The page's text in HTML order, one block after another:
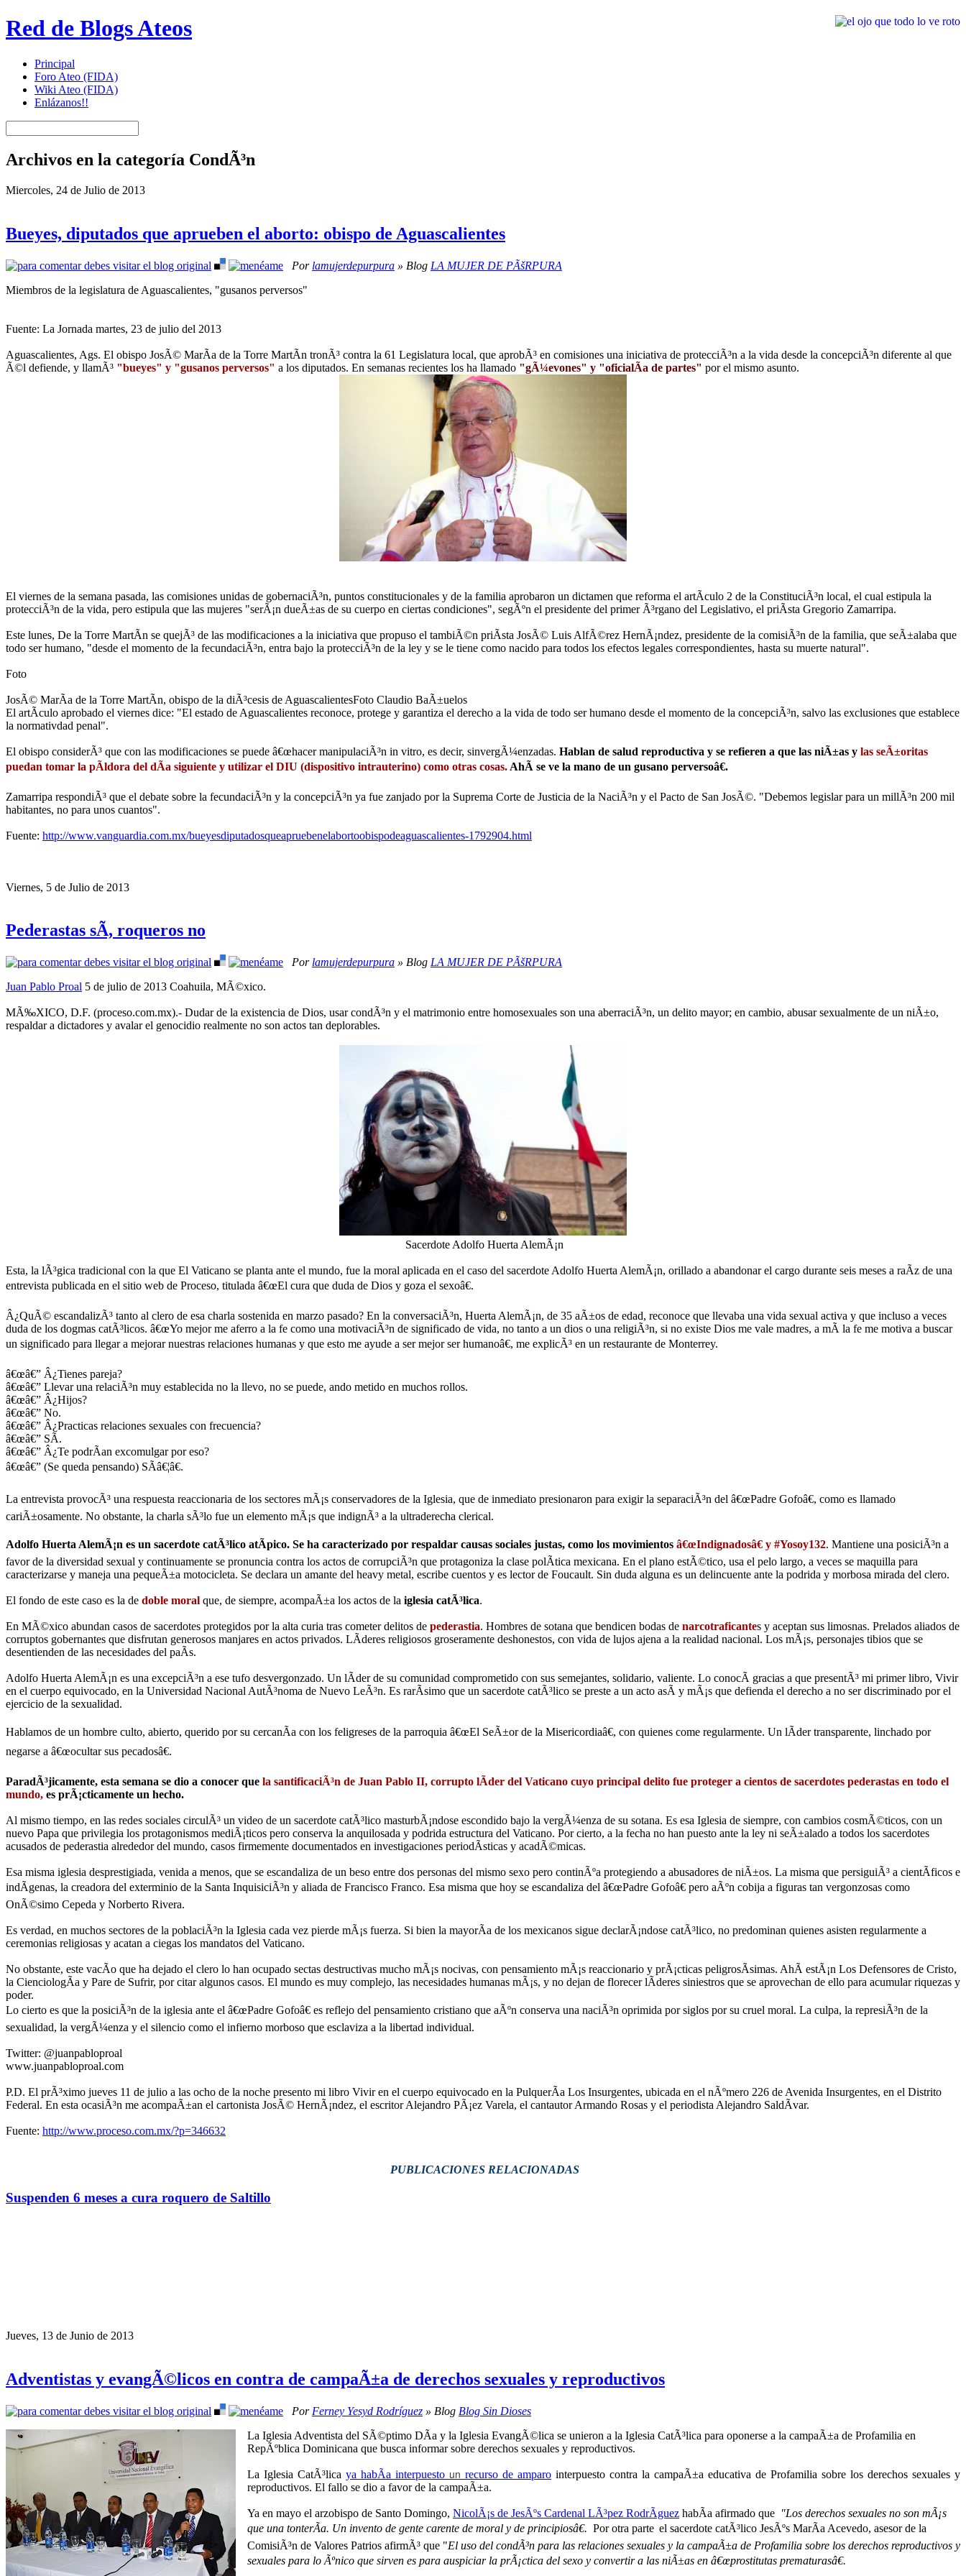
Red de Blogs Ateos
Principal
Foro Ateo (FIDA)
Wiki Ateo (FIDA)
Enlázanos!!
Archivos en la categoría CondÃ³n
Miercoles, 24 de Julio de 2013
Bueyes, diputados que aprueben el aborto: obispo de Aguascalientes
Por lamujerdepurpura » Blog LA MUJER DE PÃšRPURA
Miembros de la legislatura de Aguascalientes, "gusanos perversos"
Fuente: La Jornada martes, 23 de julio del 2013
Aguascalientes, Ags. El obispo JosÃ© MarÃ­a de la Torre MartÃ­n tronÃ³ contra la 61 Legislatura local, que aprobÃ³ en comisiones una iniciativa de protecciÃ³n a la vida desde la concepciÃ³n diferente al que
Ã©l defiende, y llamÃ³ "bueyes" y "gusanos perversos" a los diputados. En semanas recientes los ha llamado "gÃ¼evones" y "oficialÃ­a de partes" por el mismo asunto.
El viernes de la semana pasada, las comisiones unidas de gobernaciÃ³n, puntos constitucionales y de la familia aprobaron un dictamen que reforma el artÃ­culo 2 de la ConstituciÃ³n local, el cual estipula la
protecciÃ³n de la vida, pero estipula que las mujeres "serÃ¡n dueÃ±as de su cuerpo en ciertas condiciones", segÃºn el presidente del primer Ã³rgano del Legislativo, el priÃ­sta Gregorio Zamarripa.
Este lunes, De la Torre MartÃ­n se quejÃ³ de las modificaciones a la iniciativa que propuso el tambiÃ©n priÃ­sta JosÃ© Luis AlfÃ©rez HernÃ¡ndez, presidente de la comisiÃ³n de la familia, que seÃ±alaba que
todo ser humano, "desde el momento de la fecundaciÃ³n, entra bajo la protecciÃ³n de la ley y se le tiene como nacido para todos los efectos legales correspondientes, hasta su muerte natural".
Foto
JosÃ© MarÃ­a de la Torre MartÃ­n, obispo de la diÃ³cesis de AguascalientesFoto Claudio BaÃ±uelos
El artÃ­culo aprobado el viernes dice: "El estado de Aguascalientes reconoce, protege y garantiza el derecho a la vida de todo ser humano desde el momento de la concepciÃ³n, salvo las exclusiones que establece
la normativdad penal".
El obispo considerÃ³ que con las modificaciones se puede â€œhacer manipulaciÃ³n in vitro, es decir, sinvergÃ¼enzadas. Hablan de salud reproductiva y se refieren a que las niÃ±as y las seÃ±oritas
puedan tomar la pÃ­ldora del dÃ­a siguiente y utilizar el DIU (dispositivo intrauterino) como otras cosas. AhÃ­ se ve la mano de un gusano perversoâ€.
Zamarripa respondiÃ³ que el debate sobre la fecundaciÃ³n y la concepciÃ³n ya fue zanjado por la Suprema Corte de Justicia de la NaciÃ³n y el Pacto de San JosÃ©. "Debemos legislar para un millÃ³n 200 mil
habitantes, no para unos cuantos".
Fuente: http://www.vanguardia.com.mx/bueyesdiputadosqueapruebenelabortoobispodeaguascalientes-1792904.html
Viernes, 5 de Julio de 2013
Pederastas sÃ­, roqueros no
Por lamujerdepurpura » Blog LA MUJER DE PÃšRPURA
Juan Pablo Proal 5 de julio de 2013 Coahuila, MÃ©xico.
MÃ‰XICO, D.F. (proceso.com.mx).- Dudar de la existencia de Dios, usar condÃ³n y el matrimonio entre homosexuales son una aberraciÃ³n, un delito mayor; en cambio, abusar sexualmente de un niÃ±o,
respaldar a dictadores y avalar el genocidio realmente no son actos tan deplorables.
Sacerdote Adolfo Huerta AlemÃ¡n
Esta, la lÃ³gica tradicional con la que El Vaticano se planta ante el mundo, fue la moral aplicada en el caso del sacerdote Adolfo Huerta AlemÃ¡n, orillado a abandonar el cargo durante seis meses a raÃ­z de una
entrevista publicada en el sitio web de Proceso, titulada â€œEl cura que duda de Dios y goza el sexoâ€.
Â¿QuÃ© escandalizÃ³ tanto al clero de esa charla sostenida en marzo pasado? En la conversaciÃ³n, Huerta AlemÃ¡n, de 35 aÃ±os de edad, reconoce que llevaba una vida sexual activa y que incluso a veces
duda de los dogmas catÃ³licos. â€œYo mejor me aferro a la fe como una motivaciÃ³n de significado de vida, no tanto a un dios o una religiÃ³n, si no existe Dios me vale madres, a mÃ­ la fe me motiva a buscar
un significado para llegar a mejorar nuestras relaciones humanas y que esto me ayude a ser mejor ser humanoâ€, me explicÃ³ en un restaurante de Monterrey.
â€œâ€” Â¿Tienes pareja?
â€œâ€” Llevar una relaciÃ³n muy establecida no la llevo, no se puede, ando metido en muchos rollos.
â€œâ€” Â¿Hijos?
â€œâ€” No.
â€œâ€” Â¿Practicas relaciones sexuales con frecuencia?
â€œâ€” SÃ­.
â€œâ€” Â¿Te podrÃ­an excomulgar por eso?
â€œâ€” (Se queda pensando) SÃ­â€¦â€.
La entrevista provocÃ³ una respuesta reaccionaria de los sectores mÃ¡s conservadores de la Iglesia, que de inmediato presionaron para exigir la separaciÃ³n del â€œPadre Gofoâ€, como es llamado
cariÃ±osamente. No obstante, la charla sÃ³lo fue un elemento mÃ¡s que indignÃ³ a la ultraderecha clerical.
Adolfo Huerta AlemÃ¡n es un sacerdote catÃ³lico atÃ­pico. Se ha caracterizado por respaldar causas sociales justas, como los movimientos â€œIndignadosâ€ y #Yosoy132. Mantiene una posiciÃ³n a
favor de la diversidad sexual y continuamente se pronuncia contra los actos de corrupciÃ³n que protagoniza la clase polÃ­tica mexicana. En el plano estÃ©tico, usa el pelo largo, a veces se maquilla para
caracterizarse y maneja una pequeÃ±a motocicleta. Se declara un amante del heavy metal, escribe cuentos y es lector de Foucault. Sin duda alguna es un delincuente ante la podrida y morbosa mirada del clero.
El fondo de este caso es la de doble moral que, de siempre, acompaÃ±a los actos de la iglesia catÃ³lica.
En MÃ©xico abundan casos de sacerdotes protegidos por la alta curia tras cometer delitos de pederastia. Hombres de sotana que bendicen bodas de narcotraficantes y aceptan sus limosnas. Prelados aliados de
corruptos gobernantes que disfrutan generosos manjares en actos privados. LÃ­deres religiosos groseramente deshonestos, con vida de lujos ajena a la realidad nacional. Los mÃ¡s, personajes tibios que se
desentienden de las necesidades del paÃ­s.
Adolfo Huerta AlemÃ¡n es una excepciÃ³n a ese tufo desvergonzado. Un lÃ­der de su comunidad comprometido con sus semejantes, solidario, valiente. Lo conocÃ­ gracias a que presentÃ³ mi primer libro, Vivir
en el cuerpo equivocado, en la Universidad Nacional AutÃ³noma de Nuevo LeÃ³n. Es rarÃ­simo que un sacerdote catÃ³lico se preste a un acto asÃ­ y mÃ¡s que defienda el derecho a no ser discriminado por el
ejercicio de la sexualidad.
Hablamos de un hombre culto, abierto, querido por su cercanÃ­a con los feligreses de la parroquia â€œEl SeÃ±or de la Misericordiaâ€, con quienes come regularmente. Un lÃ­der transparente, linchado por
negarse a â€œocultar sus pecadosâ€.
ParadÃ³jicamente, esta semana se dio a conocer que la santificaciÃ³n de Juan Pablo II, corrupto lÃ­der del Vaticano cuyo principal delito fue proteger a cientos de sacerdotes pederastas en todo el
mundo, es prÃ¡cticamente un hecho.
Al mismo tiempo, en las redes sociales circulÃ³ un video de un sacerdote catÃ³lico masturbÃ¡ndose escondido bajo la vergÃ¼enza de su sotana. Es esa Iglesia de siempre, con cambios cosmÃ©ticos, con un
nuevo Papa que privilegia los protagonismos mediÃ¡ticos pero conserva la anquilosada y podrida estructura del Vaticano. Por cierto, a la fecha no han puesto ante la ley ni seÃ±alado a todos los sacerdotes
acusados de pederastia alrededor del mundo, casos firmemente documentados en investigaciones periodÃ­sticas y acadÃ©micas.
Esa misma iglesia desprestigiada, venida a menos, que se escandaliza de un beso entre dos personas del mismo sexo pero continÃºa protegiendo a abusadores de niÃ±os. La misma que persiguiÃ³ a cientÃ­ficos e
indÃ­genas, la creadora del exterminio de la Santa InquisiciÃ³n y aliada de Francisco Franco. Esa misma que hoy se escandaliza del â€œPadre Gofoâ€ pero aÃºn cobija a figuras tan vergonzosas como
OnÃ©simo Cepeda y Norberto Rivera.
Es verdad, en muchos sectores de la poblaciÃ³n la Iglesia cada vez pierde mÃ¡s fuerza. Si bien la mayorÃ­a de los mexicanos sigue declarÃ¡ndose catÃ³lico, no predominan quienes asisten regularmente a
ceremonias religiosas y acatan a ciegas los mandatos del Vaticano.
No obstante, este vacÃ­o que ha dejado el clero lo han ocupado sectas destructivas mucho mÃ¡s nocivas, con pensamiento mÃ¡s reaccionario y prÃ¡cticas peligrosÃ­simas. AhÃ­ estÃ¡n Los Defensores de Cristo,
la CienciologÃ­a y Pare de Sufrir, por citar algunos casos. El mundo es muy complejo, las necesidades humanas mÃ¡s, y no dejan de florecer lÃ­deres siniestros que se aprovechan de ello para acumular riquezas y
poder.
Lo cierto es que la posiciÃ³n de la iglesia ante el â€œPadre Gofoâ€ es reflejo del pensamiento cristiano que aÃºn conserva una naciÃ³n oprimida por siglos por su cruel moral. La culpa, la represiÃ³n de la
sexualidad, la vergÃ¼enza y el silencio como el infierno morboso que esclaviza a la libertad individual.
Twitter: @juanpabloproal
www.juanpabloproal.com
P.D. El prÃ³ximo jueves 11 de julio a las ocho de la noche presento mi libro Vivir en el cuerpo equivocado en la PulquerÃ­a Los Insurgentes, ubicada en el nÃºmero 226 de Avenida Insurgentes, en el Distrito
Federal. En esta ocasiÃ³n me acompaÃ±an el cartonista JosÃ© HernÃ¡ndez, el escritor Alejandro PÃ¡ez Varela, el cantautor Armando Rosas y el periodista Alejandro SaldÃ­var.
Fuente: http://www.proceso.com.mx/?p=346632
PUBLICACIONES RELACIONADAS
Suspenden 6 meses a cura roquero de Saltillo
Jueves, 13 de Junio de 2013
Adventistas y evangÃ©licos en contra de campaÃ±a de derechos sexuales y reproductivos
Por Ferney Yesyd Rodríguez » Blog Blog Sin Dioses
La Iglesia Adventista del SÃ©ptimo DÃ­a y la Iglesia EvangÃ©lica se unieron a la Iglesia CatÃ³lica para oponerse a la campaÃ±a de Profamilia en
RepÃºblica Dominicana que busca informar sobre derechos sexuales y reproductivos.
La Iglesia CatÃ³lica ya habÃ­a interpuesto un recurso de amparo interpuesto contra la campaÃ±a educativa de Profamilia sobre los derechos sexuales y
reproductivos. El fallo se dio a favor de la campaÃ±a.
Ya en mayo el arzobispo de Santo Domingo, NicolÃ¡s de JesÃºs Cardenal LÃ³pez RodrÃ­guez habÃ­a afirmado que "Los derechos sexuales no son mÃ¡s
que una tonterÃ­a. Un invento de gente carente de moral y de principiosâ€. Por otra parte el sacerdote catÃ³lico JesÃºs MarÃ­a Acevedo, asesor de la
ComisiÃ³n de Valores Patrios afirmÃ³ que "El uso del condÃ³n para las relaciones sexuales y la campaÃ±a de Profamilia sobre los derechos reproductivos y
sexuales para lo Ãºnico que sirven es para auspiciar la prÃ¡ctica del sexo y convertir a las niÃ±as en â€œprostitutas prematurasâ€.